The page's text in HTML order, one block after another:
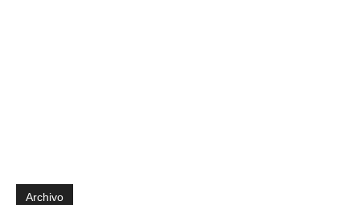
Archivo